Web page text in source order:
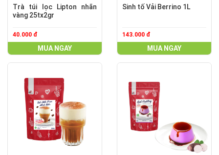
Trà túi lọc Lipton nhãn
vàng 25tx2gr
40.000 đ
MUA NGAY
Sinh tố Vải Berrino 1L
143.000 đ
MUA NGAY